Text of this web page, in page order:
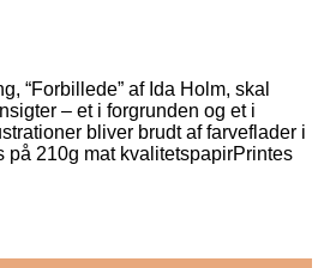
“Forbillede” af Ida Holm, skal
– et i forgrunden og et i
bliver brudt af farveflader i
på 210g mat kvalitetspapirPrintes